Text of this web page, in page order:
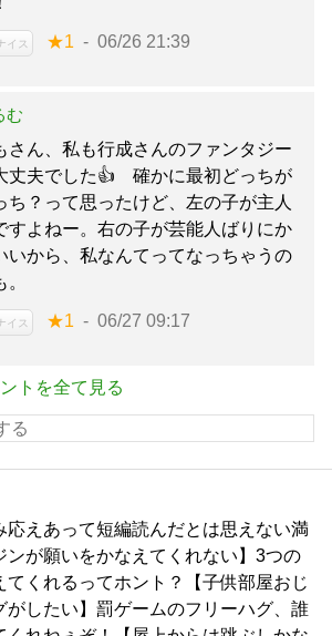
イス ★1 06/26 21:39
む
さん、私も行成さんのファンタジー
丈夫でした👍 確かに最初どっちが
ち？って思ったけど、左の子が主人
すよねー。右の子が芸能人ばりにか
いから、私なんてってなっちゃうの
イス ★1 06/27 09:17
トを全て見る
応えあって短編読んだとは思えない満
ンが願いをかなえてくれない】3つの
てくれるってホント？【子供部屋おじ
がしたい】罰ゲームのフリーハグ、誰